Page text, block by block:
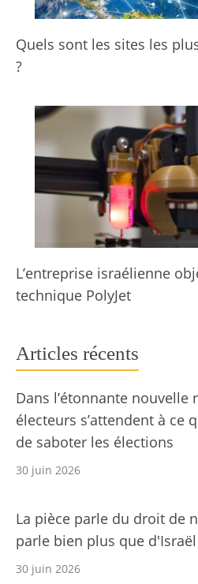
Quels sont les sites les
?
L’entreprise israélienne
technique PolyJet
Articles récents
Dans l’étonnante nouvelle
électeurs s’attendent à ce
de saboter les élections
30 juin 2026
La pièce parle du droit de
parle bien plus que d'Israël
30 juin 2026